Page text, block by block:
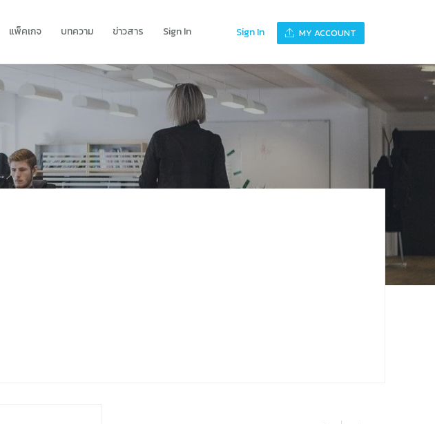
แพ็คเกจ บทความ ข่าวสาร Sign In Sign In MY ACCOUNT